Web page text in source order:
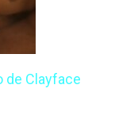
de Clayface